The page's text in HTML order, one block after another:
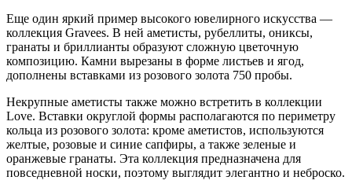
Еще один яркий пример высокого ювелирного искусства —
коллекция Gravees. В ней аметисты, рубеллиты, ониксы,
гранаты и бриллианты образуют сложную цветочную
композицию. Камни вырезаны в форме листьев и ягод,
дополнены вставками из розового золота 750 пробы.
Некрупные аметисты также можно встретить в коллекции
Love. Вставки округлой формы располагаются по периметру
кольца из розового золота: кроме аметистов, используются
желтые, розовые и синие сапфиры, а также зеленые и
оранжевые гранаты. Эта коллекция предназначена для
повседневной носки, поэтому выглядит элегантно и неброско.